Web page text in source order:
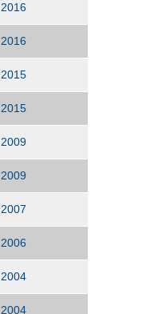
2016
2016
2015
2015
2009
2009
2007
2006
2004
2004